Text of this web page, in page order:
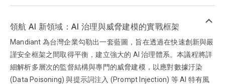
領航 AI 新領域：AI 治理與威脅建模的實戰框架
Mandiant 為台灣企業勾勒出一套藍圖，旨在透過在快速創新與嚴
謹安全框架之間取得平衡，建立強大的 AI 治理體系。本議程將詳
細解析多層次的監督結構與專門的威脅建模，以應對數據汙染
(Data Poisoning) 與提示詞注入 (Prompt Injection) 等 AI 特有風
keyboard_arrow_up